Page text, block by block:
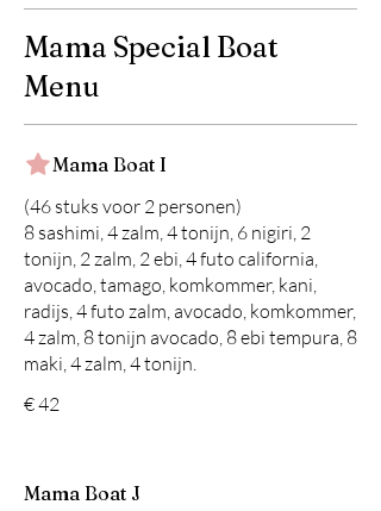
Mama Special Boat
Menu
Mama Boat I
(46 stuks voor 2 personen)
8 sashimi, 4 zalm, 4 tonijn, 6 nigiri, 2
tonijn, 2 zalm, 2 ebi, 4 futo california,
avocado, tamago, komkommer, kani,
radijs, 4 futo zalm, avocado, komkommer,
4 zalm, 8 tonijn avocado, 8 ebi tempura, 8
maki, 4 zalm, 4 tonijn.
€ 42
Mama Boat J